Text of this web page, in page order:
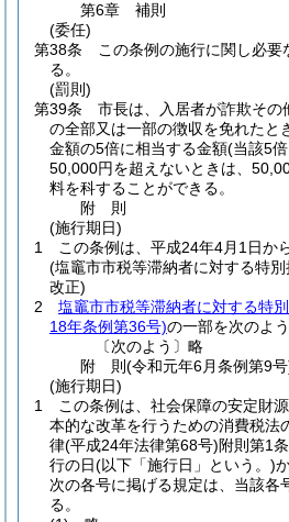
第6章
補則
(委任)
第38条
この条例の施行に関し必
る。
(罰則)
第39条
市長は、入居者が詐欺そ
の全部又は一部の徴収を免れたと
金額の5倍に相当する金額(当該5
50,000円を超えないときは、
料を科することができる。
附 則
(施行期日)
1
この条例は、平成24年4月1日か
(塩竈市市税等滞納者に対する特
改正)
2
塩竈市市税等滞納者に対する特
18年条例第36号)の一部を次のよ
〔次のよう〕略
附 則(令和元年6月条例第9
(施行期日)
1
この条例は、社会保障の安定財
本的な改革を行うための消費税法
律(平成24年法律第68号)附則第1
行の日(以下「施行日」という。)
次の各号に掲げる規定は、当該各
る。